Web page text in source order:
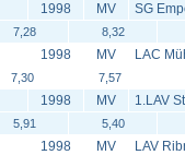
1998 MV SG
7,28 8,32
1998 MV LAC
7,30 7,57
1998 MV 1.LAV
5,91 5,40
1998 MV LAV